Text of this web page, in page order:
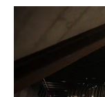
國內旅遊
店家邀約